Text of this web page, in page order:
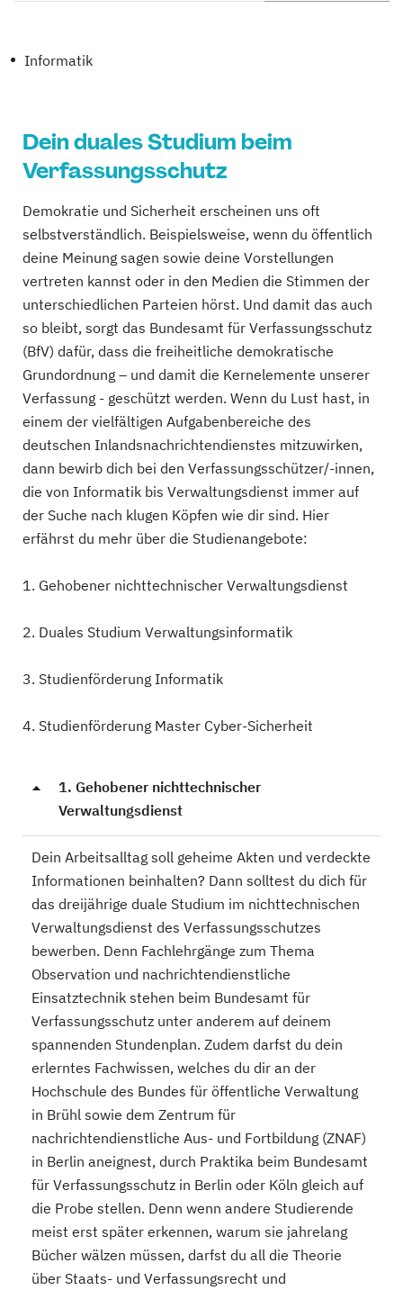
Informatik
Dein duales Studium beim
Verfassungsschutz
Demokratie und Sicherheit erscheinen uns oft
selbstverständlich. Beispielsweise, wenn du öffentlich
deine Meinung sagen sowie deine Vorstellungen
vertreten kannst oder in den Medien die Stimmen der
unterschiedlichen Parteien hörst. Und damit das auch
so bleibt, sorgt das Bundesamt für Verfassungsschutz
(BfV) dafür, dass die freiheitliche demokratische
Grundordnung – und damit die Kernelemente unserer
Verfassung - geschützt werden. Wenn du Lust hast, in
einem der vielfältigen Aufgabenbereiche des
deutschen Inlandsnachrichtendienstes mitzuwirken,
dann bewirb dich bei den Verfassungsschützer/-innen,
die von Informatik bis Verwaltungsdienst immer auf
der Suche nach klugen Köpfen wie dir sind. Hier
erfährst du mehr über die Studienangebote:
1. Gehobener nichttechnischer Verwaltungsdienst
2. Duales Studium Verwaltungsinformatik
3. Studienförderung Informatik
4. Studienförderung Master Cyber-Sicherheit
1. Gehobener nichttechnischer
Verwaltungsdienst
Dein Arbeitsalltag soll geheime Akten und verdeckte
Informationen beinhalten? Dann solltest du dich für
das dreijährige duale Studium im nichttechnischen
Verwaltungsdienst des Verfassungsschutzes
bewerben. Denn Fachlehrgänge zum Thema
Observation und nachrichtendienstliche
Einsatztechnik stehen beim Bundesamt für
Verfassungsschutz unter anderem auf deinem
spannenden Stundenplan. Zudem darfst du dein
erlerntes Fachwissen, welches du dir an der
Hochschule des Bundes für öffentliche Verwaltung
in Brühl sowie dem Zentrum für
nachrichtendienstliche Aus- und Fortbildung (ZNAF)
in Berlin aneignest, durch Praktika beim Bundesamt
für Verfassungsschutz in Berlin oder Köln gleich auf
die Probe stellen. Denn wenn andere Studierende
meist erst später erkennen, warum sie jahrelang
Bücher wälzen müssen, darfst du all die Theorie
über Staats- und Verfassungsrecht und